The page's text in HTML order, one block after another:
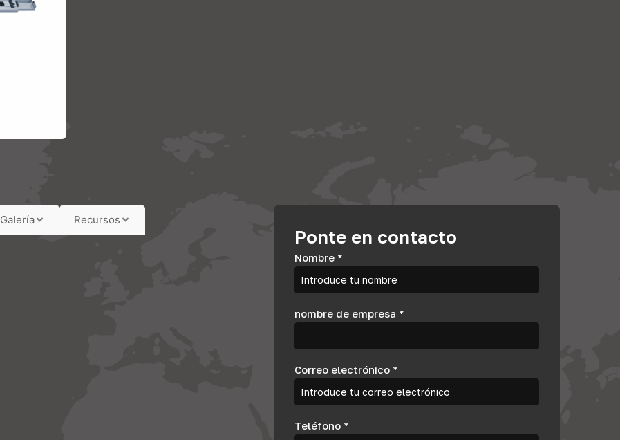
Galería Recursos
Ponte en contacto
Nombre *
nombre de empresa *
Correo electrónico *
Teléfono *